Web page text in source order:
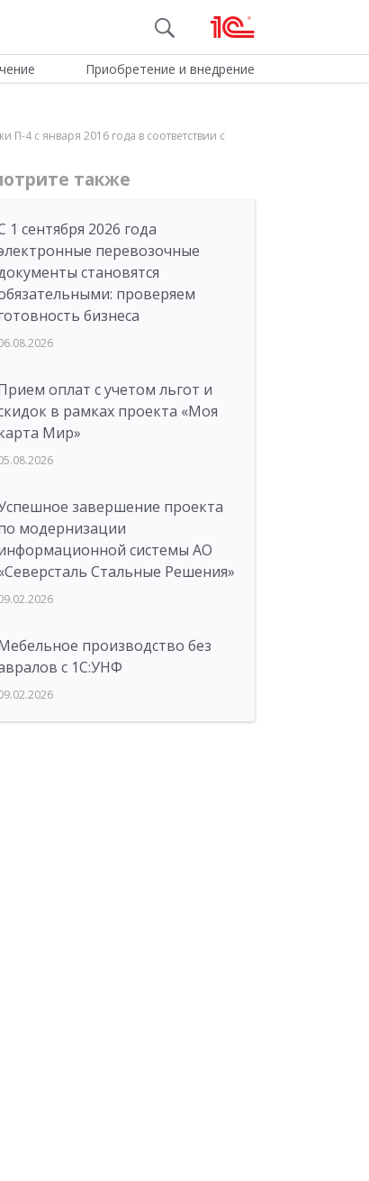
Приобретение и внедрение
4 с января 2016 года в соответствии с
также
1 сентября 2026 года
перевозочные
становятся
проверяем
бизнеса
оплат с учетом льгот и
в рамках проекта «Моя
Мир»
завершение проекта
модернизации
системы АО
Стальные Решения»
производство без
с 1С:УНФ